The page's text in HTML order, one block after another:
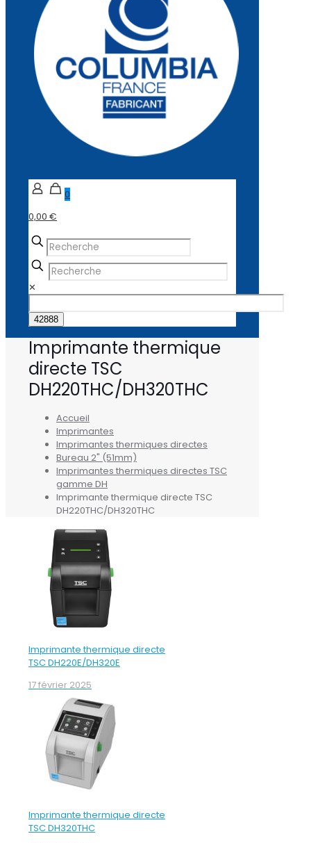
0
0,00 €
✕
Imprimante thermique
directe TSC
DH220THC/DH320THC
Accueil
Imprimantes
Imprimantes thermiques directes
Bureau 2" (51mm)
Imprimantes thermiques directes TSC
gamme DH
Imprimante thermique directe TSC
DH220THC/DH320THC
Imprimante thermique directe
TSC DH220E/DH320E
17 février 2025
Imprimante thermique directe
TSC DH320THC